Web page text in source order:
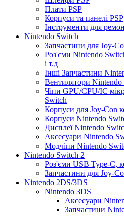
Плати PSP
Корпуси та панелі PSP
Інструменти для
Nintendo Switch
Запчастини для Joy-
Роз'єми Nintendo
і т.д
Інші Запчастини
Вентилятори Nintendo
Чіпи GPU/CPU/IC
Switch
Корпуси для Joy-Con
Корпуси Nintendo
Дисплеї Nintendo
Аксесуари Nintendo
Модчіпи Nintendo
Nintendo Switch 2
Роз'єми USB Type-C,
Запчастини для Joy-
Nintendo 2DS/3DS
Nintendo 3DS
Аксесуари
Запчастини